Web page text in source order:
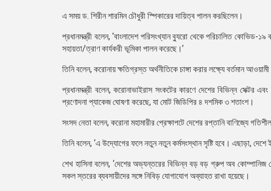
এ সময় ড. শিরীন শারমিন চৌধুরী স্পিকারের দায়িত্ব পালন করছিলেন।
প্রধানমন্ত্রী বলেন, ‘বাংলাদেশ পরিসংখ্যান ব্যুরো থেকে পরিচালিত
সহায়তা/ত্রাণ কার্যকরী ভূমিকা পালন করেছে।’
তিনি বলেন, করোনায় ক্ষতিগ্রস্ত অর্থনীতিকে চাঙ্গা করার লক্ষ্যে বর্তমান
প্রধানমন্ত্রী বলেন, করোনাভাইরাস সংকটের কারণে দেশের বিভিন্ন সেক্টর
প্রণোদনা প্যাকেজ ঘোষণা করেছে, যা মোট জিডিপির ৪ দশমিক ৩ শতাংশ।
সংসদ নেতা বলেন, করোনা মহামারীর প্রেক্ষাপটে দেশের রপ্তানি বাণিজ্যে
তিনি বলেন, ‘এ উদ্যোগের ফলে নতুন নতুন কর্মসংস্থান সৃষ্টি হবে। এছাড়া, দেশে
শেখ হাসিনা বলেন, ‘দেশের অভ্যন্তরের বিভিন্ন বড় বড় গ্রুপ অব কোম্পানিজ
সকল স্তরের ব্যবসায়ীদের সঙ্গে নিবিড় যোগাযোগ অব্যাহত রাখা হয়েছে।